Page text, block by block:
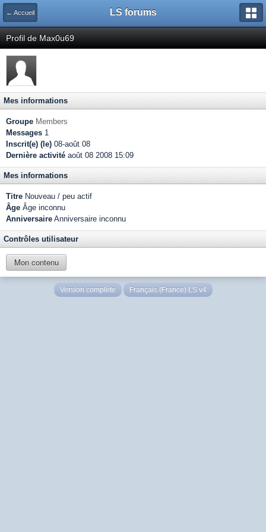
← Accueil LS forums
Profil de Max0u69
Mes informations
Groupe Members
Messages 1
Inscrit(e) (le) 08-août 08
Dernière activité août 08 2008 15:09
Mes informations
Titre Nouveau / peu actif
Âge Âge inconnu
Anniversaire Anniversaire inconnu
Contrôles utilisateur
Mon contenu
Version complète Français (France) LS v4